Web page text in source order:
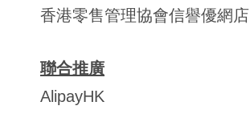
香港零售管理協會信譽優網店
聯合推廣
AlipayHK